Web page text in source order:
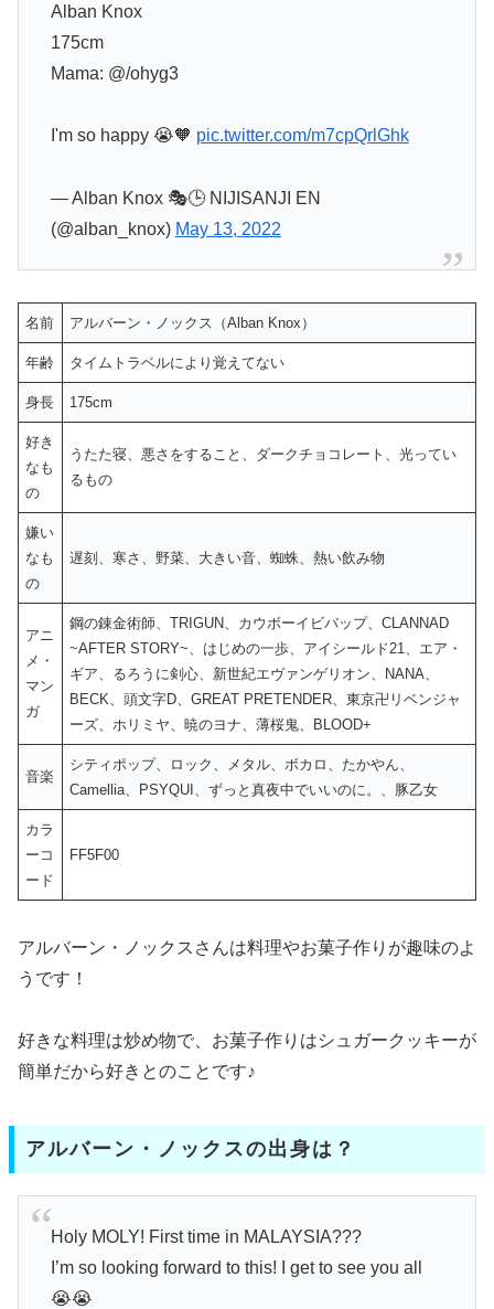
Alban Knox
175cm
Mama: @/ohyg3
I'm so happy 😭🧡 pic.twitter.com/m7cpQrlGhk
— Alban Knox 🎭🕒 NIJISANJI EN
(@alban_knox) May 13, 2022
名前 アルバーン・ノックス（Alban Knox）
年齢 タイムトラベルにより覚えてない
身長 175cm
好き
なも
の
うたた寝、悪さをすること、ダークチョコレート、光ってい
るもの
嫌い
なも
の
遅刻、寒さ、野菜、大きい音、蜘蛛、熱い飲み物
アニ
メ・
マン
ガ
鋼の錬金術師、TRIGUN、カウボーイビバップ、CLANNAD
~AFTER STORY~、はじめの一歩、アイシールド21、エア・
ギア、るろうに剣心、新世紀エヴァンゲリオン、NANA、
BECK、頭文字D、GREAT PRETENDER、東京卍リベンジャ
ーズ、ホリミヤ、暁のヨナ、薄桜鬼、BLOOD+
音楽
シティポップ、ロック、メタル、ボカロ、たかやん、
Camellia、PSYQUI、ずっと真夜中でいいのに。、豚乙女
カラ
ーコ
ード
FF5F00
アルバーン・ノックスさんは料理やお菓子作りが趣味のよ
うです！
好きな料理は炒め物で、お菓子作りはシュガークッキーが
簡単だから好きとのことです♪
アルバーン・ノックスの出身は？
Holy MOLY! First time in MALAYSIA???
I’m so looking forward to this! I get to see you all
😭😭